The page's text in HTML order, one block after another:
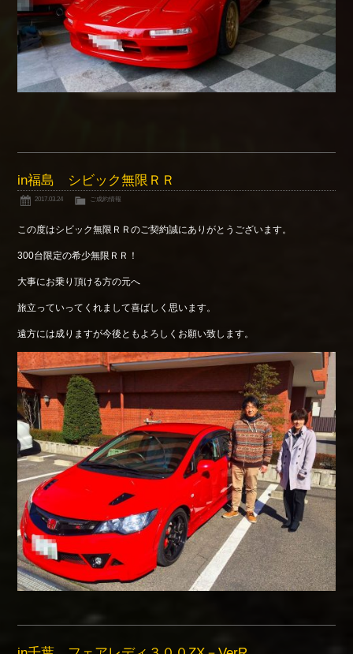
in福島 シビック無限ＲＲ
2017.03.24 ご成約情報
この度はシビック無限ＲＲのご契約誠にありがとうございます。
300台限定の希少無限ＲＲ！
大事にお乗り頂ける方の元へ
旅立っていってくれまして喜ばしく思います。
遠方には成りますが今後ともよろしくお願い致します。